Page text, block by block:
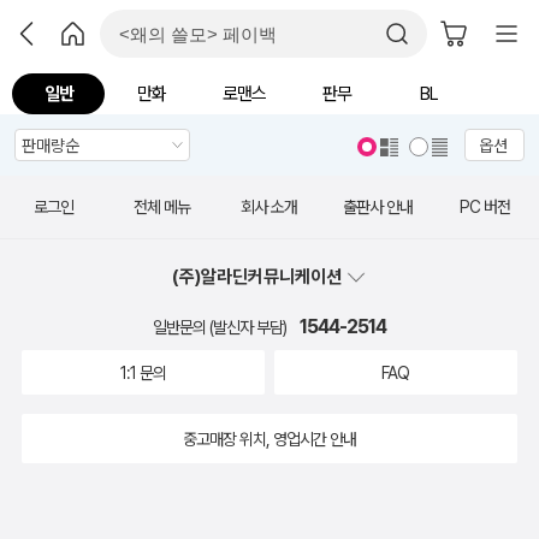
일반 만화 로맨스 판무 BL
옵션
로그인 전체 메뉴 회사 소개 출판사 안내 PC 버전
(주)알라딘커뮤니케이션
일반문의 (발신자 부담) 1544-2514
1:1 문의 FAQ
중고매장 위치, 영업시간 안내